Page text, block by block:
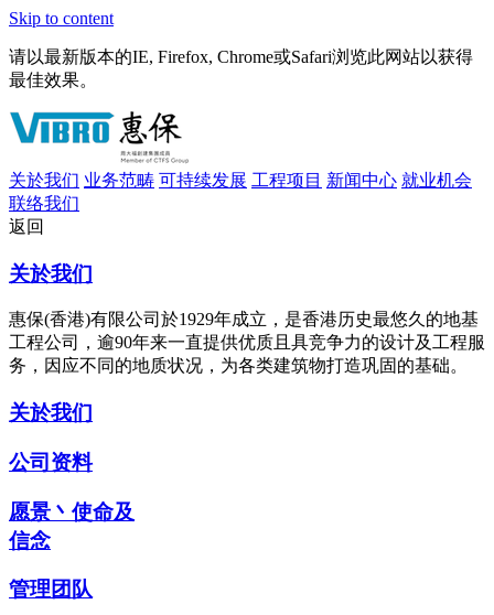
Skip to content
请以最新版本的IE, Firefox, Chrome或Safari浏览此网站以获得
最佳效果。
关於我们 业务范畴 可持续发展 工程项目 新闻中心 就业机会
联络我们
返回
关於我们
惠保(香港)有限公司於1929年成立，是香港历史最悠久的地基
工程公司，逾90年来一直提供优质且具竞争力的设计及工程服
务，因应不同的地质状况，为各类建筑物打造巩固的基础。
关於我们
公司资料
愿景丶使命及
信念
管理团队